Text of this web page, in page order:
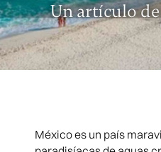
Un artículo
México es un país